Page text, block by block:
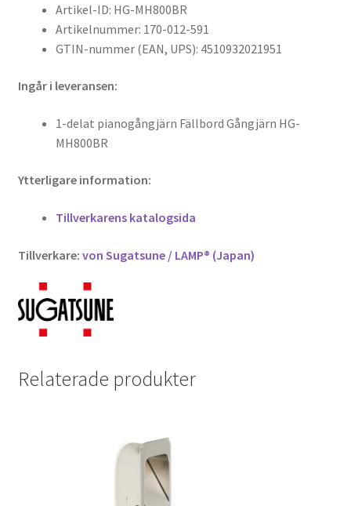
Artikel-ID: HG-MH800BR
Artikelnummer: 170-012-591
GTIN-nummer (EAN, UPS): 4510932021951
Ingår i leveransen:
1-delat pianogångjärn Fällbord Gångjärn HG-
MH800BR
Ytterligare information:
Tillverkarens katalogsida
Tillverkare: von Sugatsune / LAMP® (Japan)
Relaterade produkter